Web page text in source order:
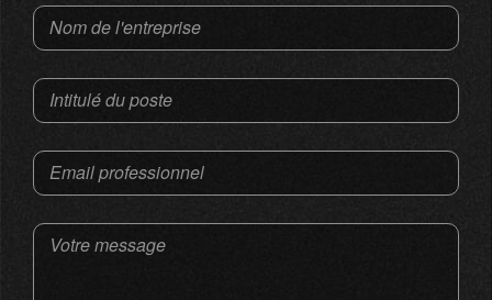
Nom de l'entreprise
Intitulé du poste
Email professionnel
Votre message